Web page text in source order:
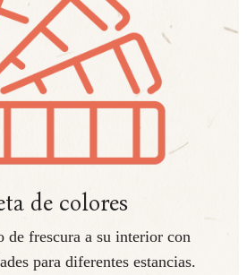
de colores
de frescura a su interior con
para diferentes estancias.